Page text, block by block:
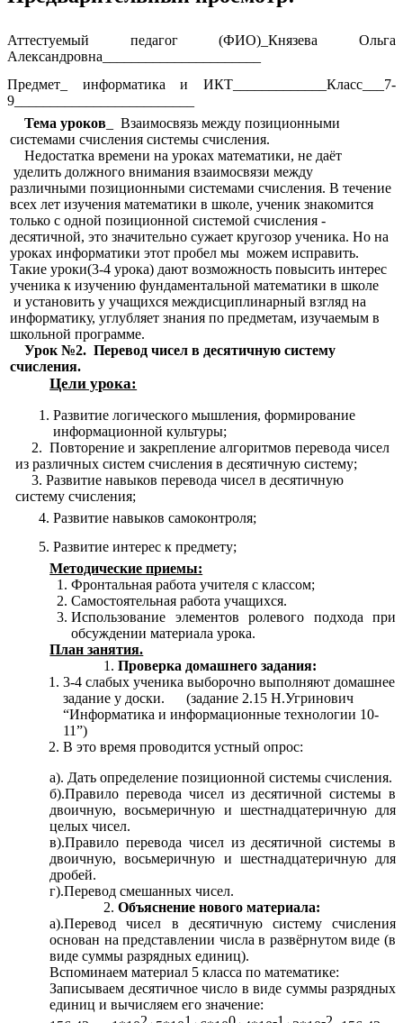
Аттестуемый педагог (ФИО)_Князева Ольга
Александровна______________________
Предмет_ информатика и ИКТ_____________Класс___7-
9_________________________
Тема уроков_ Взаимосвязь между позиционными
системами счисления системы счисления.
Недостатка времени на уроках математики, не даёт
уделить должного внимания взаимосвязи между
различными позиционными системами счисления. В течение
всех лет изучения математики в школе, ученик знакомится
только с одной позиционной системой счисления -
десятичной, это значительно сужает кругозор ученика. Но на
уроках информатики этот пробел мы можем исправить.
Такие уроки(3-4 урока) дают возможность повысить интерес
ученика к изучению фундаментальной математики в школе
и установить у учащихся междисциплинарный взгляд на
информатику, углубляет знания по предметам, изучаемым в
школьной программе.
Урок №2. Перевод чисел в десятичную систему
счисления.
Цели урока:
Развитие логического мышления, формирование
информационной культуры;
Повторение и закрепление алгоритмов перевода чисел
из различных систем счисления в десятичную систему;
Развитие навыков перевода чисел в десятичную
систему счисления;
Развитие навыков самоконтроля;
Развитие интерес к предмету;
Методические приемы:
Фронтальная работа учителя с классом;
Самостоятельная работа учащихся.
Использование элементов ролевого подхода при
обсуждении материала урока.
План занятия.
Проверка домашнего задания:
3-4 слабых ученика выборочно выполняют домашнее
задание у доски. (задание 2.15 Н.Угринович
“Информатика и информационные технологии 10-
11”)
В это время проводится устный опрос:
а). Дать определение позиционной системы счисления.
б).Правило перевода чисел из десятичной системы в
двоичную, восьмеричную и шестнадцатеричную для
целых чисел.
в).Правило перевода чисел из десятичной системы в
двоичную, восьмеричную и шестнадцатеричную для
дробей.
г).Перевод смешанных чисел.
Объяснение нового материала:
а).Перевод чисел в десятичную систему счисления
основан на представлении числа в развёрнутом виде (в
виде суммы разрядных единиц).
Вспоминаем материал 5 класса по математике:
Записываем десятичное число в виде суммы разрядных
единиц и вычисляем его значение: